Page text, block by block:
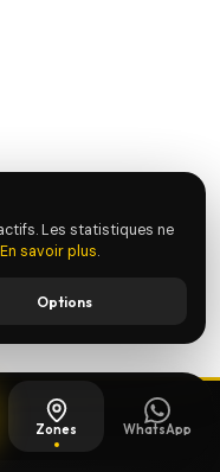
Zones WhatsApp
Les statistiques ne
En savoir plus.
Options